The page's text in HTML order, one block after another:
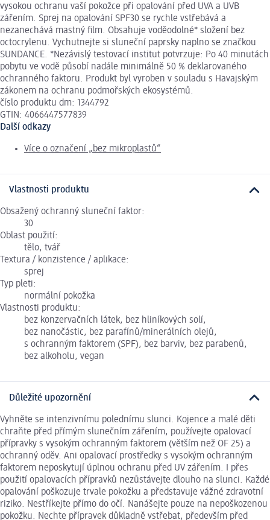
vysokou ochranu vaší pokožce při opalování před UVA a UVB
zářením. Sprej na opalování SPF30 se rychle vstřebává a
nezanechává mastný film. Obsahuje voděodolné* složení bez
octocrylenu. Vychutnejte si sluneční paprsky naplno se značkou
SUNDANCE. *Nezávislý testovací institut potvrzuje: Po 40 minutách
pobytu ve vodě působí nadále minimálně 50 % deklarovaného
ochranného faktoru. Produkt byl vyroben v souladu s Havajským
zákonem na ochranu podmořských ekosystémů.
číslo produktu dm: 1344792
GTIN: 4066447577839
Další odkazy
Více o označení „bez mikroplastů“
Vlastnosti produktu
Obsažený ochranný sluneční faktor:
30
Oblast použití:
tělo, tvář
Textura / konzistence / aplikace:
sprej
Typ pleti:
normální pokožka
Vlastnosti produktu:
bez konzervačních látek, bez hliníkových solí,
bez nanočástic, bez parafínů/minerálních olejů,
s ochranným faktorem (SPF), bez barviv, bez parabenů,
bez alkoholu, vegan
Důležité upozornění
Vyhněte se intenzivnímu polednímu slunci. Kojence a malé děti
chraňte před přímým slunečním zářením, používejte opalovací
přípravky s vysokým ochranným faktorem (větším než OF 25) a
ochranný oděv. Ani opalovací prostředky s vysokým ochranným
faktorem neposkytují úplnou ochranu před UV zářením. I přes
použití opalovacích přípravků nezůstávejte dlouho na slunci. Každé
opalování poškozuje trvale pokožku a představuje vážné zdravotní
riziko. Nestříkejte přímo do očí. Nanášejte pouze na nepoškozenou
pokožku. Nechte přípravek důkladně vstřebat, především před